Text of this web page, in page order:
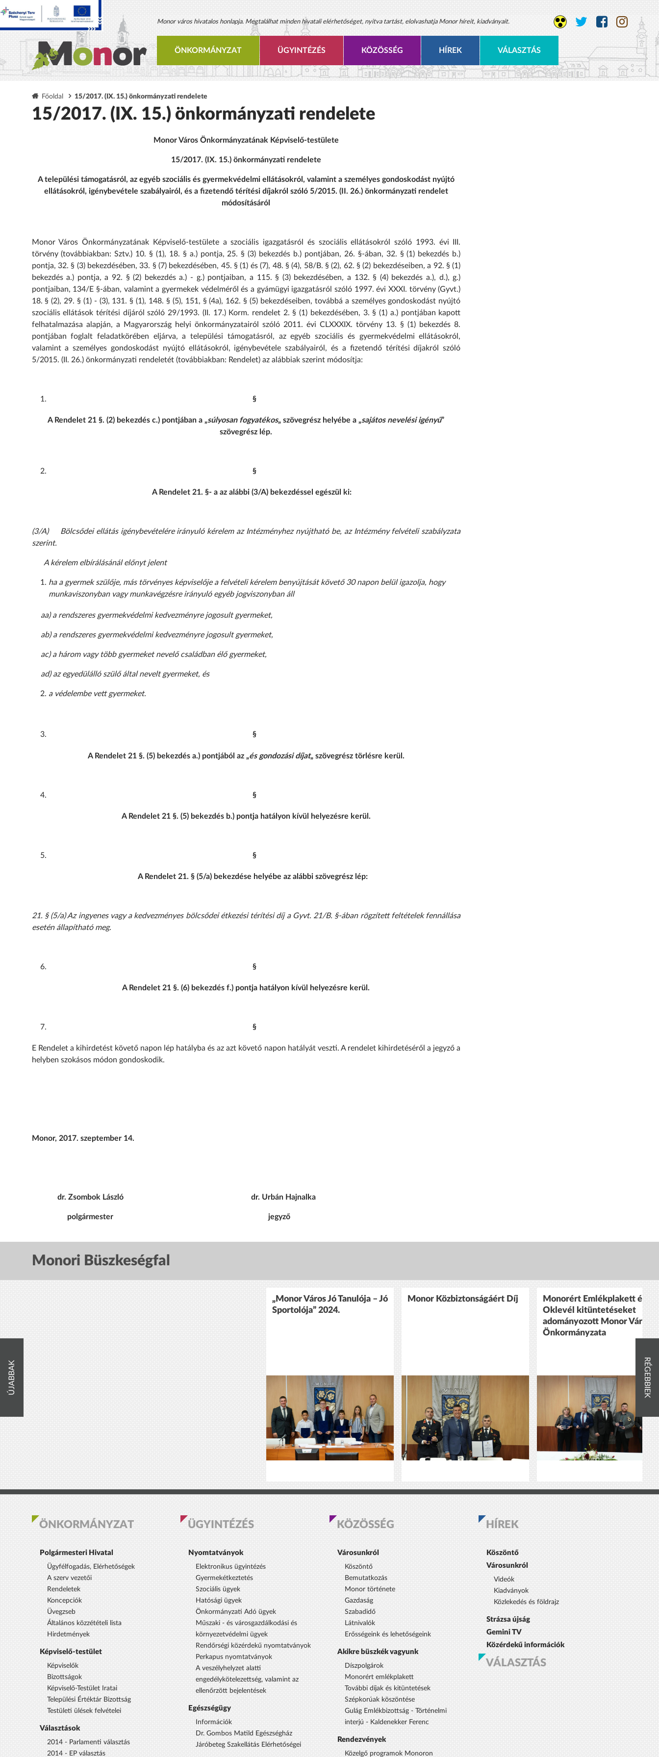
Monor város hivatalos honlapja. Megtalálhat minden hivatali elérhetőséget, nyitva tartást, elolvashatja Monor híreit, kiadványait.
ÖNKORMÁNYZAT ÜGYINTÉZÉS KÖZÖSSÉG HÍREK VÁLASZTÁS
Főoldal 15/2017. (IX. 15.) önkormányzati rendelete
15/2017. (IX. 15.) önkormányzati rendelete
Monor Város Önkormányzatának Képviselő-testülete
15/2017. (IX. 15.) önkormányzati rendelete
A települési támogatásról, az egyéb szociális és gyermekvédelmi ellátásokról, valamint a személyes gondoskodást nyújtó
ellátásokról, igénybevétele szabályairól, és a fizetendő térítési díjakról szóló 5/2015. (II. 26.) önkormányzati rendelet
módosításáról
Monor Város Önkormányzatának Képviselő-testülete a szociális igazgatásról és szociális ellátásokról szóló 1993. évi III.
törvény (továbbiakban: Sztv.) 10. § (1), 18. § a.) pontja, 25. § (3) bekezdés b.) pontjában, 26. §-ában, 32. § (1) bekezdés b.)
pontja, 32. § (3) bekezdésében, 33. § (7) bekezdésében, 45. § (1) és (7), 48. § (4), 58/B. § (2), 62. § (2) bekezdéseiben,a 92. § (1)
bekezdés a.) pontja,a 92. § (2) bekezdés a.) - g.) pontjaiban, a 115. § (3) bekezdésében, a 132. § (4) bekezdés a.), d.), g.)
pontjaiban, 134/E §-ában, valamint a gyermekek védelméről és a gyámügyi igazgatásról szóló 1997. évi XXXI. törvény (Gyvt.)
18. § (2), 29. § (1) - (3), 131. § (1), 148. § (5), 151, § (4a), 162. § (5) bekezdéseiben, továbbá a személyes gondoskodást nyújtó
szociális ellátások térítési díjáról szóló 29/1993. (II. 17.) Korm. rendelet 2. § (1) bekezdésében, 3. § (1) a.) pontjában kapott
felhatalmazása alapján, a Magyarország helyi önkormányzatairól szóló 2011. évi CLXXXIX. törvény 13. § (1) bekezdés 8.
pontjában foglalt feladatkörében eljárva, a települési támogatásról, az egyéb szociális és gyermekvédelmi ellátásokról,
valamint a személyes gondoskodást nyújtó ellátásokról, igénybevétele szabályairól, és a fizetendő térítési díjakról szóló
5/2015. (II. 26.) önkormányzati rendeletét (továbbiakban: Rendelet) az alábbiak szerint módosítja:
§
A Rendelet 21 §. (2) bekezdés c.) pontjában a „súlyosan fogyatékos„ szövegrész helyébe a „sajátos nevelési igényű”
szövegrész lép.
§
A Rendelet 21. §- a az alábbi (3/A) bekezdéssel egészül ki:
(3/A) Bölcsődei ellátás igénybevételére irányuló kérelem az Intézményhez nyújtható be, az Intézmény felvételi szabályzata
szerint.
A kérelem elbírálásánál előnyt jelent
ha a gyermek szülője, más törvényes képviselője a felvételi kérelem benyújtását követő 30 napon belül igazolja, hogy
munkaviszonyban vagy munkavégzésre irányuló egyéb jogviszonyban áll
aa)a rendszeres gyermekvédelmi kedvezményre jogosult gyermeket,
ab)a rendszeres gyermekvédelmi kedvezményre jogosult gyermeket,
ac)a három vagy több gyermeket nevelő családban élő gyermeket,
ad)az egyedülálló szülő által nevelt gyermeket, és
a védelembe vett gyermeket.
§
A Rendelet 21 §. (5) bekezdés a.) pontjából az „és gondozási díjat„ szövegrész törlésre kerül.
§
A Rendelet 21 §. (5) bekezdés b.) pontja hatályon kívül helyezésre kerül.
§
A Rendelet 21. § (5/a) bekezdése helyébe az alábbi szövegrész lép:
21. § (5/a) Az ingyenes vagy a kedvezményes bölcsődei étkezési térítési díj a Gyvt. 21/B. §-ában rögzített feltételek fennállása
esetén állapítható meg.
§
A Rendelet 21 §. (6) bekezdés f.) pontja hatályon kívül helyezésre kerül.
§
E Rendelet a kihirdetést követő napon lép hatályba és az azt követő napon hatályát veszti. A rendelet kihirdetéséről a jegyző a
helyben szokásos módon gondoskodik.
Monor, 2017. szeptember 14.
dr. Zsombok László dr. Urbán Hajnalka
polgármester jegyző
Monori Büszkeségfal
ÚJABBAK
„Monor Város Jó Tanulója – Jó
Sportolója” 2024.
Monor Közbiztonságáért Díj
Monorért Emlékplakett és
Oklevél kitüntetéseket
adományozott Monor Város
Önkormányzata
RÉGEBBIEK
ÖNKORMÁNYZAT
Polgármesteri Hivatal
Ügyfélfogadás, Elérhetőségek
A szerv vezetői
Rendeletek
Koncepciók
Üvegzseb
Általános közzétételi lista
Hirdetmények
Képviselő-testület
Képviselők
Bizottságok
Képviselő-Testület Iratai
Települési Értéktár Bizottság
Testületi ülések felvételei
Választások
2014 - Parlamenti választás
2014 - EP választás
ÜGYINTÉZÉS
Nyomtatványok
Elektronikus ügyintézés
Gyermekétkeztetés
Szociális ügyek
Hatósági ügyek
Önkormányzati Adó ügyek
Műszaki - és városgazdálkodási és
környezetvédelmi ügyek
Rendőrségi közérdekű nyomtatványok
Perkapus nyomtatványok
A veszélyhelyzet alatti
engedélykötelezettség, valamint az
ellenőrzött bejelentések
Egészségügy
Információk
Dr. Gombos Matild Egészségház
Járóbeteg Szakellátás Elérhetőségei
KÖZÖSSÉG
Városunkról
Köszöntő
Bemutatkozás
Monor története
Gazdaság
Szabadidő
Látnivalók
Erősségeink és lehetőségeink
Akikre büszkék vagyunk
Díszpolgárok
Monorért emlékplakett
További díjak és kitüntetések
Szépkorúak köszöntése
Gulág Emlékbizottság - Történelmi
interjú - Kaldenekker Ferenc
Rendezvények
Közelgő programok Monoron
HÍREK
Köszöntő
Városunkról
Videók
Kiadványok
Közlekedés és földrajz
Strázsa újság
Gemini TV
Közérdekű információk
VÁLASZTÁS